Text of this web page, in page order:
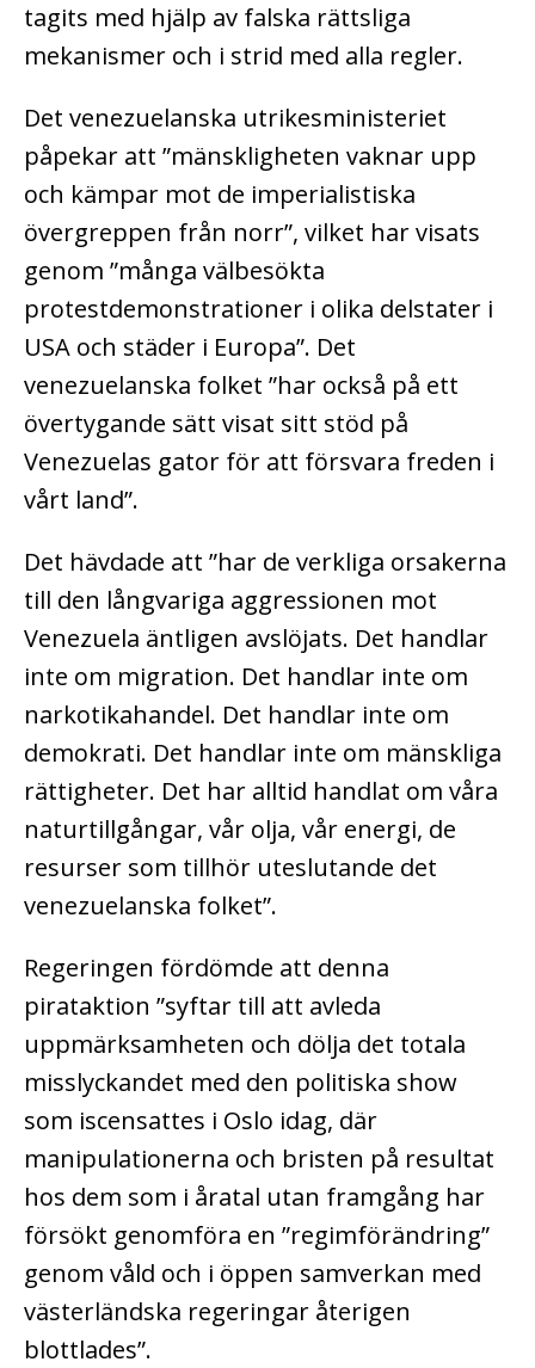
tagits med hjälp av falska rättsliga
mekanismer och i strid med alla regler.
Det venezuelanska utrikesministeriet
påpekar att ”mänskligheten vaknar upp
och kämpar mot de imperialistiska
övergreppen från norr”, vilket har visats
genom ”många välbesökta
protestdemonstrationer i olika delstater i
USA och städer i Europa”. Det
venezuelanska folket ”har också på ett
övertygande sätt visat sitt stöd på
Venezuelas gator för att försvara freden i
vårt land”.
Det hävdade att ”har de verkliga orsakerna
till den långvariga aggressionen mot
Venezuela äntligen avslöjats. Det handlar
inte om migration. Det handlar inte om
narkotikahandel. Det handlar inte om
demokrati. Det handlar inte om mänskliga
rättigheter. Det har alltid handlat om våra
naturtillgångar, vår olja, vår energi, de
resurser som tillhör uteslutande det
venezuelanska folket”.
Regeringen fördömde att denna
pirataktion ”syftar till att avleda
uppmärksamheten och dölja det totala
misslyckandet med den politiska show
som iscensattes i Oslo idag, där
manipulationerna och bristen på resultat
hos dem som i åratal utan framgång har
försökt genomföra en ”regimförändring”
genom våld och i öppen samverkan med
västerländska regeringar återigen
blottlades”.